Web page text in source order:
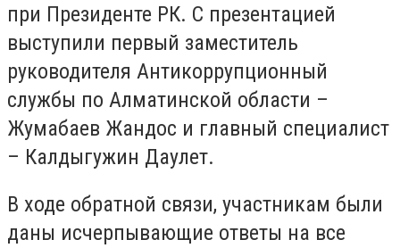
при Президенте РК. С презентацией
выступили первый заместитель
руководителя Антикоррупционный
службы по Алматинской области –
Жумабаев Жандос и главный специалист
– Калдыгужин Даулет.
В ходе обратной связи, участникам были
даны исчерпывающие ответы на все